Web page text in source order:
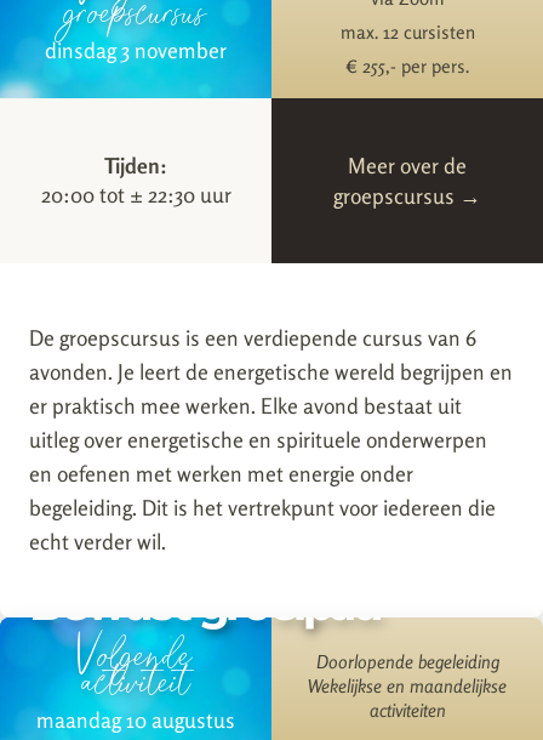
dinsdag 3 november
max. 12 cursisten
€ 255,- per pers.
Tijden:
20:00 tot ± 22:30 uur
Meer over de
groepscursus →
De groepscursus is een verdiepende cursus van 6
avonden. Je leert de energetische wereld begrijpen en
er praktisch mee werken. Elke avond bestaat uit
uitleg over energetische en spirituele onderwerpen
en oefenen met werken met energie onder
begeleiding. Dit is het vertrekpunt voor iedereen die
echt verder wil.
Bewust groeipad
Volgende
activiteit
maandag 10 augustus
Doorlopende begeleiding
Wekelijkse en maandelijkse
activiteiten